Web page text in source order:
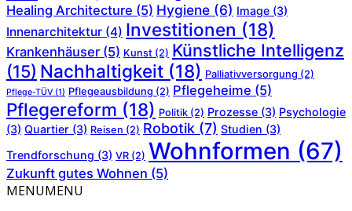
Healing Architecture (5) Hygiene (6) Image (3)
Innenarchitektur (4) Investitionen (18)
Krankenhäuser (5) Kunst (2) Künstliche Intelligenz
(15) Nachhaltigkeit (18) Palliativversorgung (2)
Pflege-TÜV (1) Pflegeausbildung (2) Pflegeheime (5)
Pflegereform (18) Politik (2) Prozesse (3) Psychologie
(3) Quartier (3) Reisen (2) Robotik (7) Studien (3)
Trendforschung (3) VR (2) Wohnformen (67)
Zukunft gutes Wohnen (5)
MENUMENU